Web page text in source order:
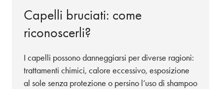
Capelli bruciati: come
riconoscerli?
I capelli possono danneggiarsi per diverse ragioni:
trattamenti chimici, calore eccessivo, esposizione
al sole senza protezione o persino l’uso di shampoo